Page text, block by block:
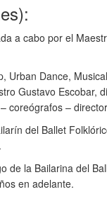
a cabo por el
Urban Dance,
Gustavo
coreógrafos –
del Ballet
de la Bailarina del
en adelante.